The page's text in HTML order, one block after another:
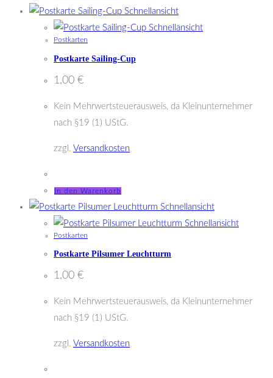
Schnellansicht
Schnellansicht
Postkarten
Postkarte Sailing-Cup
1,00 €
Kein Mehrwertsteuerausweis, da Kleinunternehmer
nach §19 (1) UStG.
zzgl. Versandkosten
In den Warenkorb
Schnellansicht
Schnellansicht
Postkarten
Postkarte Pilsumer Leuchtturm
1,00 €
Kein Mehrwertsteuerausweis, da Kleinunternehmer
nach §19 (1) UStG.
zzgl. Versandkosten